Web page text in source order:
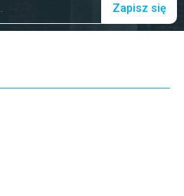
Zapisz się